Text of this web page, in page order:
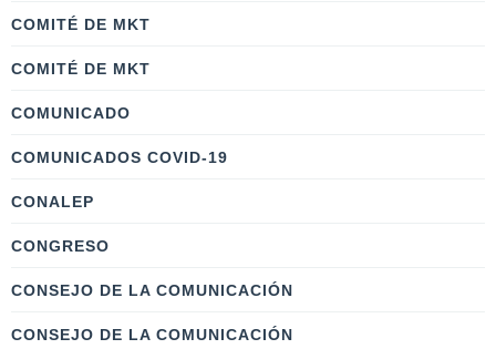
COMITÉ DE MKT
COMITÉ DE MKT
COMUNICADO
COMUNICADOS COVID-19
CONALEP
CONGRESO
CONSEJO DE LA COMUNICACIÓN
CONSEJO DE LA COMUNICACIÓN